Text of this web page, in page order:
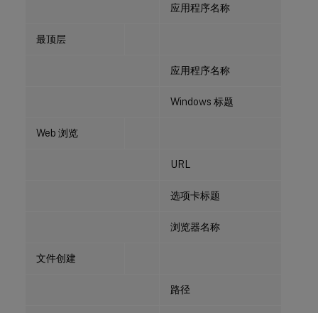
应用程序名称
最顶层
应用程序名称
Windows 标题
Web 浏览
URL
选项卡标题
浏览器名称
文件创建
路径